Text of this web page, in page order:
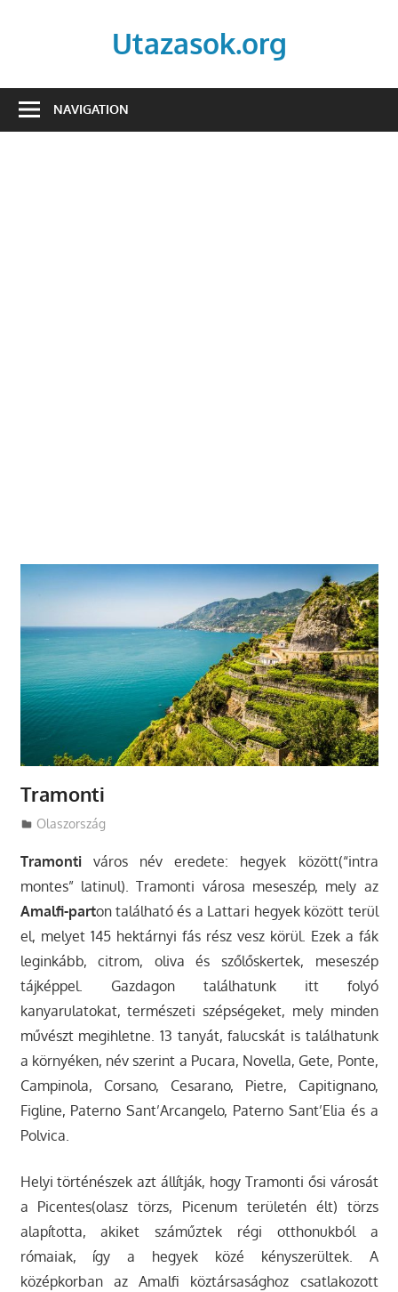
Utazasok.org
NAVIGATION
Tramonti
Utazasok.org
Olaszország
Tramontiváros név eredete: hegyek között(“intra
montes” latinul). Tramonti városa meseszép, mely az
Amalfi-parton található és a Lattari hegyek között terül
el, melyet 145 hektárnyi fás rész vesz körül. Ezek a fák
leginkább, citrom, oliva és szőlőskertek, meseszép
tájképpel. Gazdagon találhatunk itt folyó
kanyarulatokat, természeti szépségeket, mely minden
művészt megihletne. 13 tanyát, falucskát is találhatunk
a környéken, név szerint a Pucara, Novella, Gete, Ponte,
Campinola, Corsano, Cesarano, Pietre, Capitignano,
Figline, Paterno Sant’Arcangelo, Paterno Sant’Elia és a
Polvica.
Helyi történészek azt állítják, hogy Tramonti ősi városát
a Picentes(olasz törzs, Picenum területén élt) törzs
alapította, akiket száműztek régi otthonukból a
rómaiak, így a hegyek közé kényszerültek. A
középkorban az Amalfi köztársasághoz csatlakozott